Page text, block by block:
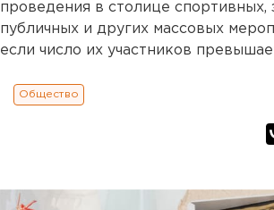
проведения в столице спортивных,
публичных и других массовых
если число их участников
Общество